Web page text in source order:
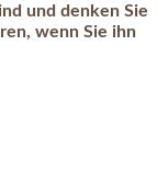
und denken Sie
wenn Sie ihn